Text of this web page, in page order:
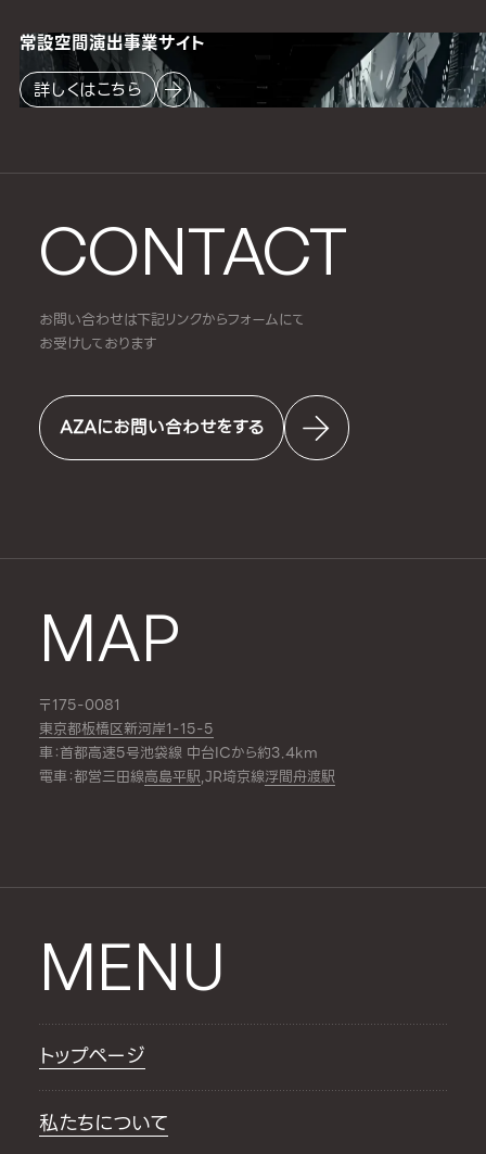
CONTACT
お問い合わせは下記リンクからフォームにて
お受けしております
AZAにお問い合わせをする
MAP
〒175-0081
東京都板橋区新河岸1-15-5
車：首都高速5号池袋線 中台ICから約3.4km
電車：都営三田線高島平駅,JR埼京線浮間舟渡駅
常設空間演出事業サイト
詳しくはこちら
MENU
トップページ
私たちについて